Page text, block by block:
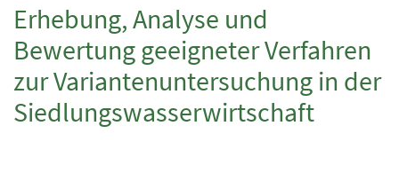
Erhebung, Analyse und
Bewertung geeigneter Verfahren
zur Variantenuntersuchung in der
Siedlungswasserwirtschaft